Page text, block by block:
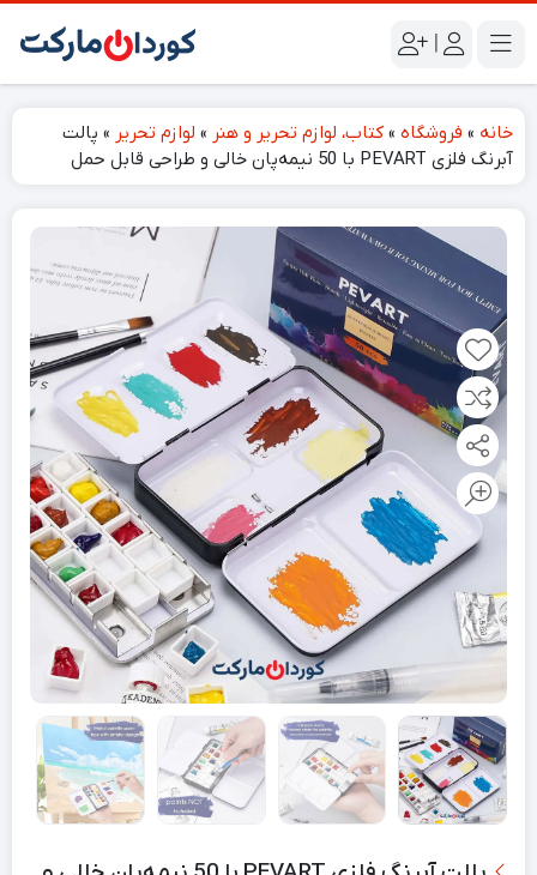
|
خانه » فروشگاه » کتاب، لوازم تحریر و هنر » لوازم تحریر » پالت
آبرنگ فلزی PEVART با 50 نیمه‌پان خالی و طراحی قابل حمل